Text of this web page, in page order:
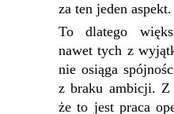
za ten jeden aspekt.
To dlatego
nawet tych z
nie osiąga
z braku ambicji.
że to jest praca